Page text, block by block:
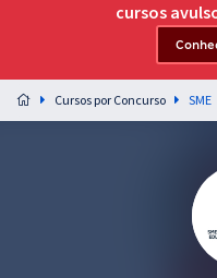
Preparação completa e
residências em saúde do Brasil
cursos
Cursos por Concurso SME